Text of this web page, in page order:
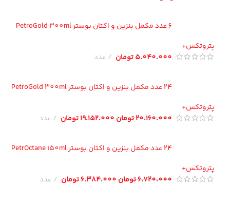
6 عدد مکمل بنزین و اکتان بوستر PetroGold 300ml
5.040.000تومان عدد
24 عدد مکمل بنزین و اکتان بوستر PetroGold 300ml
20.160.000تومان19.152.000تومان عدد
24 عدد مکمل بنزین و اکتان بوستر PetrOctane 150ml
6.720.000تومان6.384.000تومان عدد